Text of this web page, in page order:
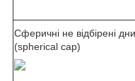
Сферичні не відбірені
(spherical cap)